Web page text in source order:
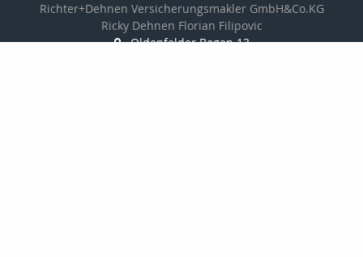
Richter+Dehnen Versicherungsmakler GmbH&Co.KG
Ricky Dehnen Florian Filipovic
Oldenfelder Bogen 13